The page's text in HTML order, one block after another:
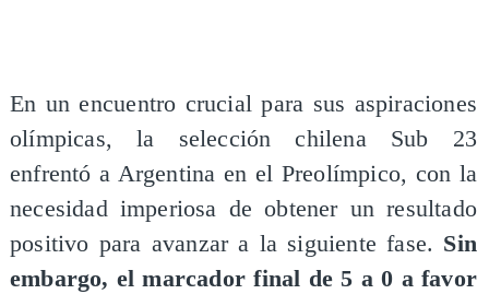
​En un encuentro crucial para sus aspiraciones
olímpicas, la selección chilena Sub 23
enfrentó a Argentina en el Preolímpico, con la
necesidad imperiosa de obtener un resultado
positivo para avanzar a la siguiente fase. Sin
embargo, el marcador final de 5 a 0 a favor